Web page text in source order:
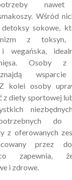
nawet
Wśród
sokowe,
z
i wegańska,
Osoby z
znajdą
kolei osoby
z diety sportowej
do
z oferowanych
przez
co zapewnia,
i zdrowe.